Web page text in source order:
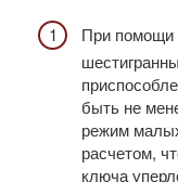
При помощи
быть не
режим
расчетом,
ключа